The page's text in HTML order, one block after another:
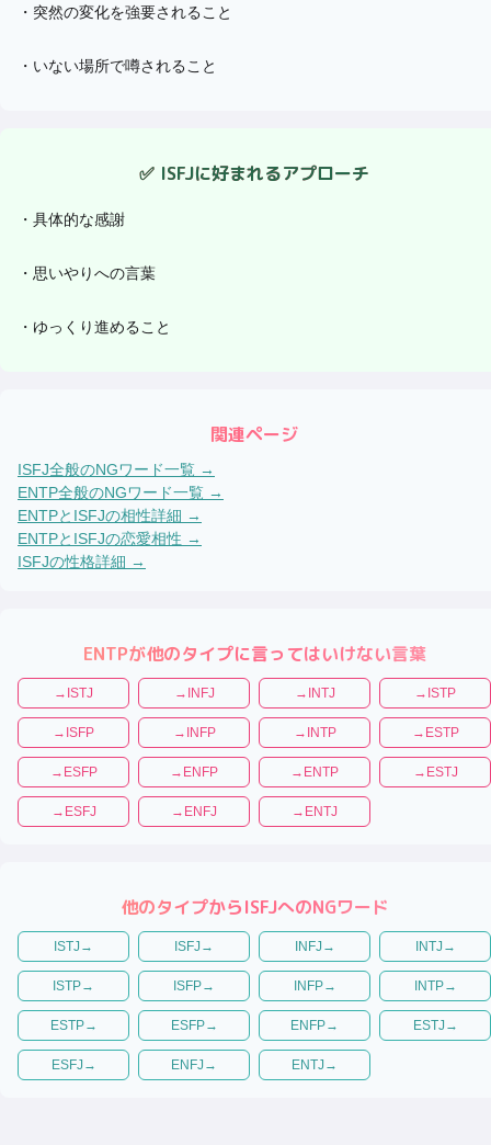
・ 突然の変化を強要されること
・ いない場所で噂されること
✅ ISFJに好まれるアプローチ
・ 具体的な感謝
・ 思いやりへの言葉
・ ゆっくり進めること
関連ページ
ISFJ全般のNGワード一覧 →
ENTP全般のNGワード一覧 →
ENTPと ISFJの相性詳細 →
ENTPと ISFJの恋愛相性 →
ISFJの性格詳細 →
ENTPが他のタイプに言ってはいけない言葉
→ ISTJ → INFJ → INTJ → ISTP
→ ISFP → INFP → INTP → ESTP
→ ESFP → ENFP → ENTP → ESTJ
→ ESFJ → ENFJ → ENTJ
他のタイプからISFJへのNGワード
ISTJ → ISFJ → INFJ → INTJ →
ISTP→ ISFP→ INFP→ INTP→
ESTP→ ESFP→ ENFP→ ESTJ →
ESFJ → ENFJ → ENTJ →